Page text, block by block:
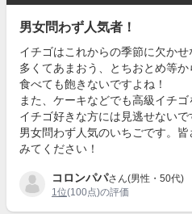
男女問わず人気者！
イチゴはこれからの季節に欠か
多くてあまおう、とちおとめ等
食べても飽きないですよね！
また、ケーキなどでも高級イチ
イチゴ好きな方には見逃せないで
男女問わず人気のいちごです。
みてください！
コロンパパさん(男性・50代)
1位(100点)の評価